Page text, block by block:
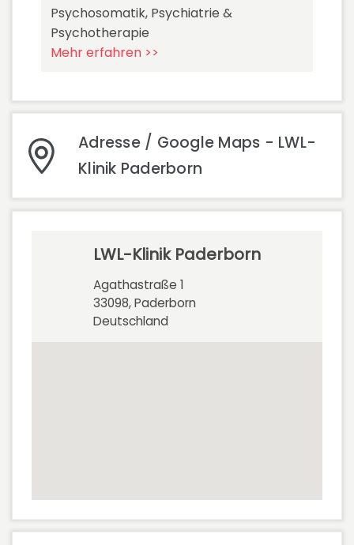
Psychosomatik, Psychiatrie &
Psychotherapie
Mehr erfahren >>
Adresse / Google Maps - LWL-
Klinik Paderborn
LWL-Klinik Paderborn
Agathastraße 1
33098, Paderborn
Deutschland